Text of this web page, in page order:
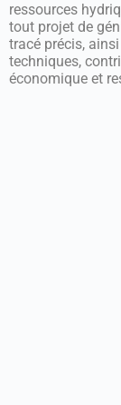
ressources
tout projet de
tracé précis,
techniques,
économique et